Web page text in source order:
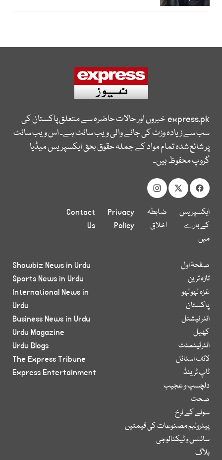
express.pkخبروں اور حالات حاضرہ سے متعلق پاکستان کی
سب سے زیادہ وزٹ کی جانے والی ویب سائٹ ہے۔ اس ویب سائٹ
پر شائع شدہ تمام مواد کے جملہ حقوق بحق ایکسپریس میڈیا
گروپ محفوظ ہیں۔
ایکسپریس
کے بارے
میں
ضابطہ
اخلاق
Privacy
Policy
Contact
Us
صفحۂ اول
تازہ ترین
غزہ لہو لہو
پاکستان
انٹر نیشنل
کھیل
انٹرٹینمنٹ
لائف اسٹائل
ٹاپ ٹرینڈ
دلچسپ و عجیب
صحت
سونے کے نرخ
پیٹرولیم مصنوعات کی قیمتیں
سائنس و ٹیکنالوجی
بلاگ
Showbiz News in Urdu
Sports News in Urdu
International News in
Urdu
Business News in Urdu
Urdu Magazine
Urdu Blogs
The Express Tribune
Express Entertainment